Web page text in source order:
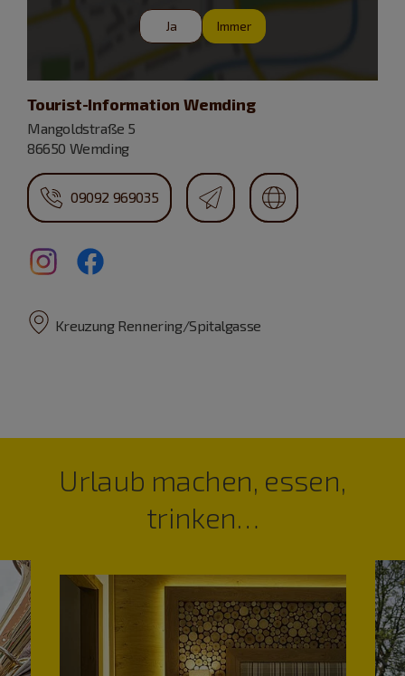
Ja Immer
Tourist-Information Wemding
Mangoldstraße 5
86650 Wemding
09092 969035
Kreuzung Rennering/Spitalgasse
Urlaub machen, essen,
trinken…